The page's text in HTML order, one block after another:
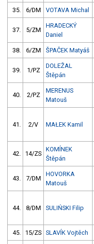
35. 6/DM VOTAVA Michal
37. 5/ZM
HRADECKÝ
Daniel
38. 6/ZM ŠPAČEK Matyáš
39. 1/PZ
DOLEŽAL
Štěpán
40. 2/PZ
MERENUS
Matouš
41. 2/V MAŁEK Kamil
42. 14/ZS
KOMÍNEK
Štěpán
43. 7/DM
HOVORKA
Matouš
44. 8/DM SULIŃSKI Filip
45. 15/ZS SLAVÍK Vojtěch